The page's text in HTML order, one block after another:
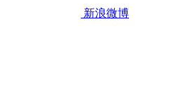
新浪微博